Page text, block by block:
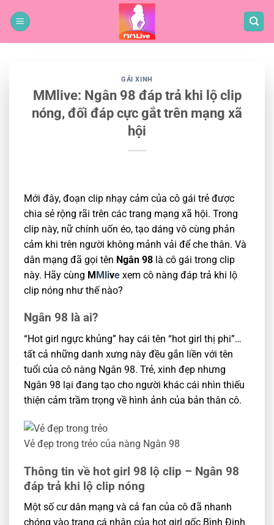
qua
GÁI XINH
MMlive: Ngân 98 đáp trả khi lộ clip
nóng, đối đáp cực gắt trên mạng xã
hội
Mới đây, đoạn clip nhạy cảm của cô gái trẻ được
chia sẻ rộng rãi trên các trang mạng xã hội. Trong
clip này, nữ chính uốn éo, tạo dáng vô cùng phản
cảm khi trên người không mảnh vải để che thân. Và
dân mạng đã gọi tên Ngân 98 là cô gái trong clip
này. Hãy cùng MMlive xem cô nàng đáp trả khi lộ
clip nóng như thế nào?
Ngân 98 là ai?
“Hot girl ngực khủng” hay cái tên “hot girl thị phi”…
tất cả những danh xưng này đều gắn liền với tên
tuổi của cô nàng Ngân 98. Trẻ, xinh đẹp nhưng
Ngân 98 lại đang tạo cho người khác cái nhìn thiếu
thiện cảm trầm trọng về hình ảnh của bản thân cô.
Vẻ đẹp trong trẻo của nàng Ngân 98
Thông tin về hot girl 98 lộ clip – Ngân 98
đáp trả khi lộ clip nóng
Một số cư dân mạng và cả fan của cô đã nhanh
chóng vào trang cá nhân của hot girl gốc Bình Định